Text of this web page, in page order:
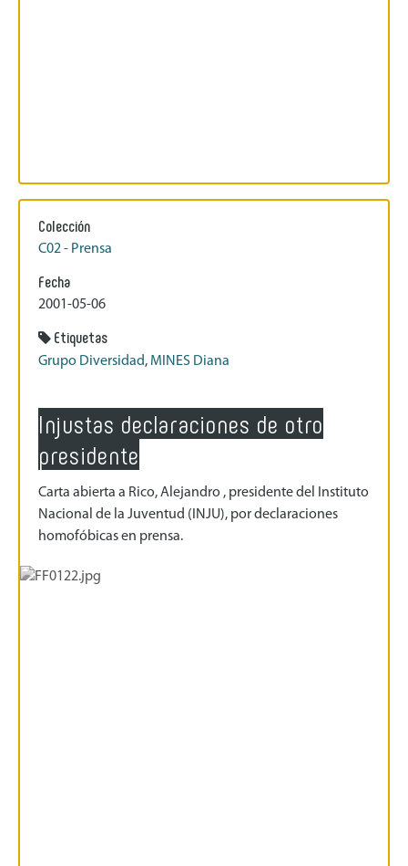
Colección
C02 - Prensa
Fecha
2001-05-06
Etiquetas
Grupo Diversidad, MINES Diana
Injustas declaraciones de otro
presidente
Carta abierta a Rico, Alejandro , presidente del Instituto
Nacional de la Juventud (INJU), por declaraciones
homofóbicas en prensa.